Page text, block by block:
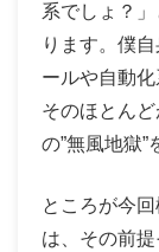
系でしょ？
ります。僕
ールや自動
そのほとん
の”無風地獄”
ところが今
は、その前